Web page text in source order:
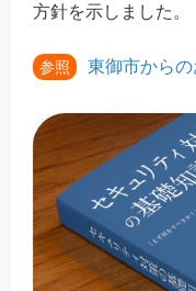
方針を示しました。
参照 東御市から